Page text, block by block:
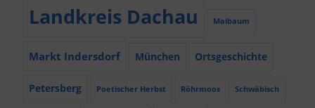
Landkreis Dachau Maibaum
Markt Indersdorf München Ortsgeschichte
Petersberg Poetischer Herbst Röhrmoos Schwäbisch